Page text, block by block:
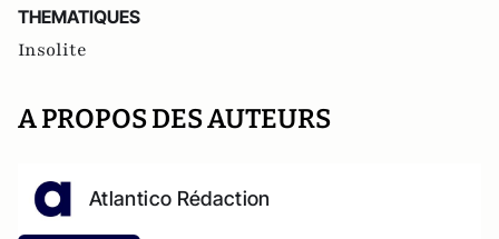
THEMATIQUES
Insolite
A PROPOS DES AUTEURS
Atlantico Rédaction